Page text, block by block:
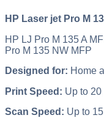
HP Laser jet Pro M
HP LJ Pro M 135 A
Pro M 135 NW MFP
Designed for: Home
Print Speed: Up to 20
Scan Speed: Up to